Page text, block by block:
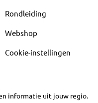
Rondleiding
Webshop
Cookie-instellingen
informatie uit jouw regio.